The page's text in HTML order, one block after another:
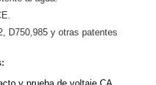
Domo
D750,985 y otras patentes